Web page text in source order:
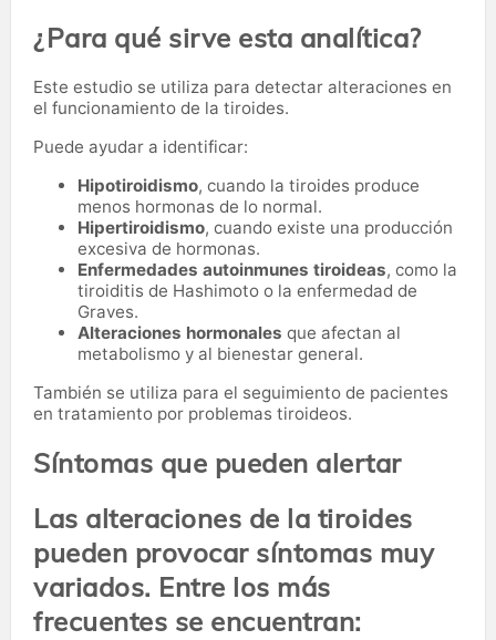
¿Para qué sirve esta analítica?
Este estudio se utiliza para detectar alteraciones en
el funcionamiento de la tiroides.
Puede ayudar a identificar:
Hipotiroidismo, cuando la tiroides produce
menos hormonas de lo normal.
Hipertiroidismo, cuando existe una producción
excesiva de hormonas.
Enfermedades autoinmunes tiroideas, como la
tiroiditis de Hashimoto o la enfermedad de
Graves.
Alteraciones hormonales que afectan al
metabolismo y al bienestar general.
También se utiliza para el seguimiento de pacientes
en tratamiento por problemas tiroideos.
Síntomas que pueden alertar
Las alteraciones de la tiroides
pueden provocar síntomas muy
variados. Entre los más
frecuentes se encuentran: